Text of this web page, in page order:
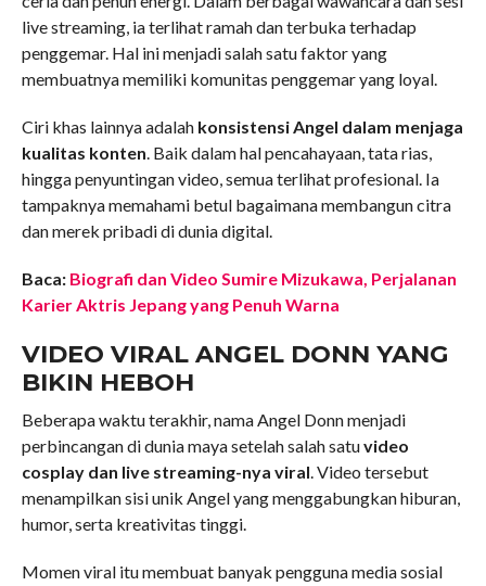
live streaming, ia terlihat ramah dan terbuka terhadap
penggemar. Hal ini menjadi salah satu faktor yang
membuatnya memiliki komunitas penggemar yang loyal.
Ciri khas lainnya adalah konsistensi Angel dalam menjaga
kualitas konten. Baik dalam hal pencahayaan, tata rias,
hingga penyuntingan video, semua terlihat profesional. Ia
tampaknya memahami betul bagaimana membangun citra
dan merek pribadi di dunia digital.
Baca: Biografi dan Video Sumire Mizukawa, Perjalanan
Karier Aktris Jepang yang Penuh Warna
VIDEO VIRAL ANGEL DONN YANG
BIKIN HEBOH
Beberapa waktu terakhir, nama Angel Donn menjadi
perbincangan di dunia maya setelah salah satuvideo
cosplay dan live streaming-nya viral. Video tersebut
menampilkan sisi unik Angel yang menggabungkan hiburan,
humor, serta kreativitas tinggi.
Momen viral itu membuat banyak pengguna media sosial